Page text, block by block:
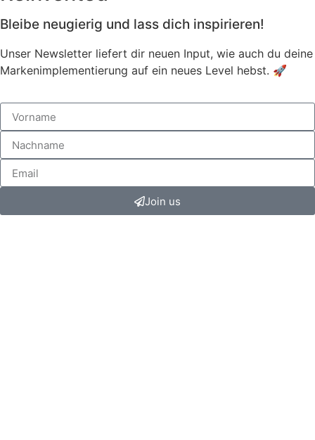
Bleibe neugierig und lass dich inspirieren!
Unser Newsletter liefert dir neuen Input, wie auch du deine
Markenimplementierung auf ein neues Level hebst. 🚀
Join us